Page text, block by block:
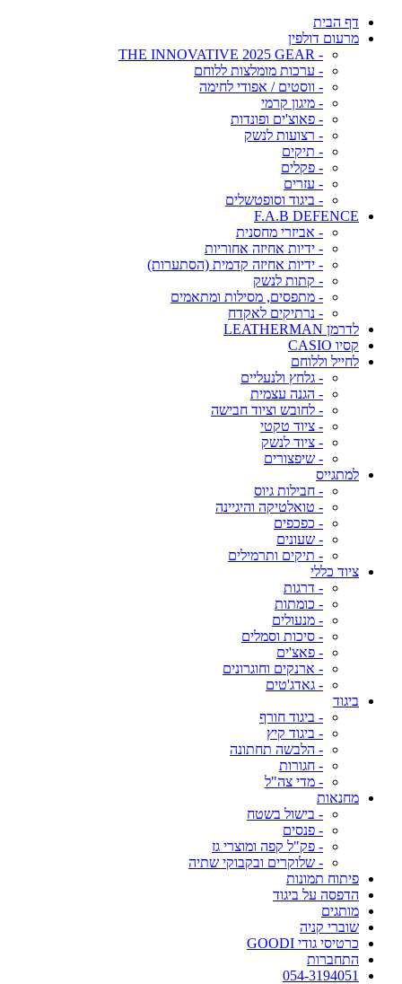
דף הבית
מרעום דולפין
- THE INNOVATIVE 2025 GEAR
- ערכות מומלצות ללוחם
- ווסטים / אפודי לחימה
- מיגון קרמי
- פאוצ'ים ופונדות
- רצועות לנשק
- תיקים
- פקלים
- עזרים
- ביגוד וסופטשלים
F.A.B DEFENCE
- אביזרי מחסנית
- ידיות אחיזה אחוריות
- ידיות אחיזה קדמית (הסתערות)
- קתות לנשק
- מתפסים, מסילות ומתאמים
- נרתיקים לאקדח
לדרמן LEATHERMAN
קסיו CASIO
לחייל וללוחם
- גלחץ ולנעליים
- הגנה עצמית
- לחובש וציוד חבישה
- ציוד טקטי
- ציוד לנשק
- שיפצורים
למתגייס
- חבילות גיוס
- טואלטיקה והיגיינה
- כפכפים
- שעונים
- תיקים ותרמילים
ציוד כללי
- דרגות
- כומתות
- מנעולים
- סיכות וסמלים
- פאצ'ים
- ארנקים וחוגרונים
- גאדג'טים
ביגוד
- ביגוד חורף
- ביגוד קיץ
- הלבשה תחתונה
- חגורות
- מדי צה"ל
מחנאות
- בישול בשטח
- פנסים
- פק"ל קפה ומוצרי גז
- שלוקרים ובקבוקי שתיה
פיתוח תמונות
הדפסה על ביגוד
מותגים
שוברי קניה
כרטיסי גודי GOODI
התחברות
054-3194051